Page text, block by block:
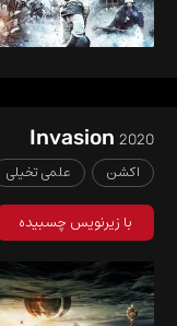
Invasion2020
اکشن علمی تخیلی
با زیرنویس چسبیده